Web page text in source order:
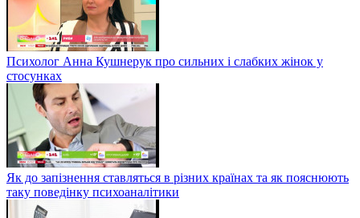
Психолог Анна Кушнерук про сильних і слабких жінок у
стосунках
Як до запізнення ставляться в різних країнах та як пояснюють
таку поведінку психоаналітики